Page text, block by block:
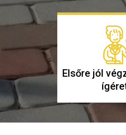
Elsőre jól